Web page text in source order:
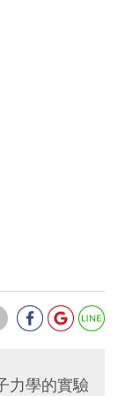
力學的實驗